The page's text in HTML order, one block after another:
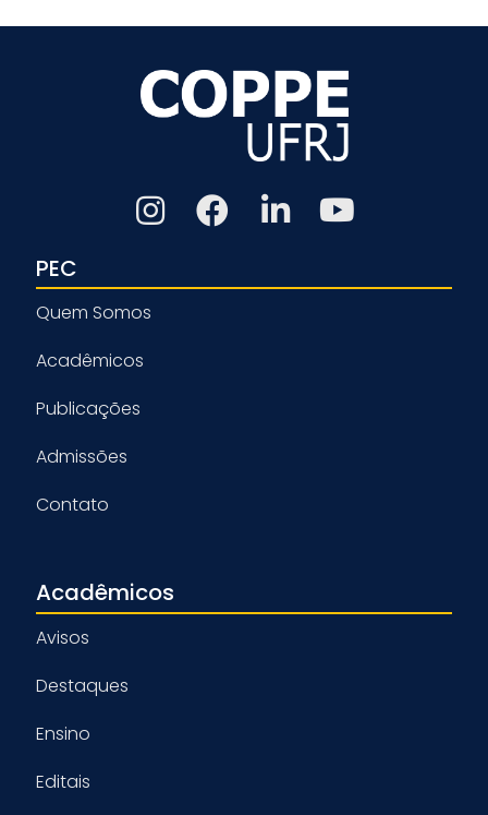
PEC
Quem Somos
Acadêmicos
Publicações
Admissões
Contato
Acadêmicos
Avisos
Destaques
Ensino
Editais